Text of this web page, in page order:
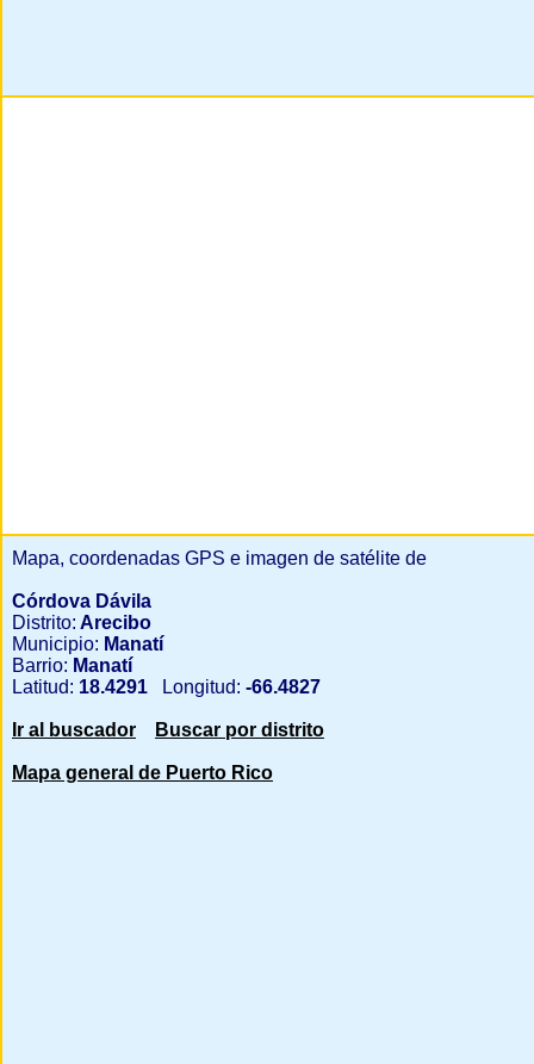
Mapa, coordenadas GPS e imagen de satélite de
Córdova Dávila
Distrito: Arecibo
Municipio: Manatí
Barrio: Manatí
Latitud: 18.4291 Longitud: -66.4827
Ir al buscador Buscar por distrito
Mapa general de Puerto Rico